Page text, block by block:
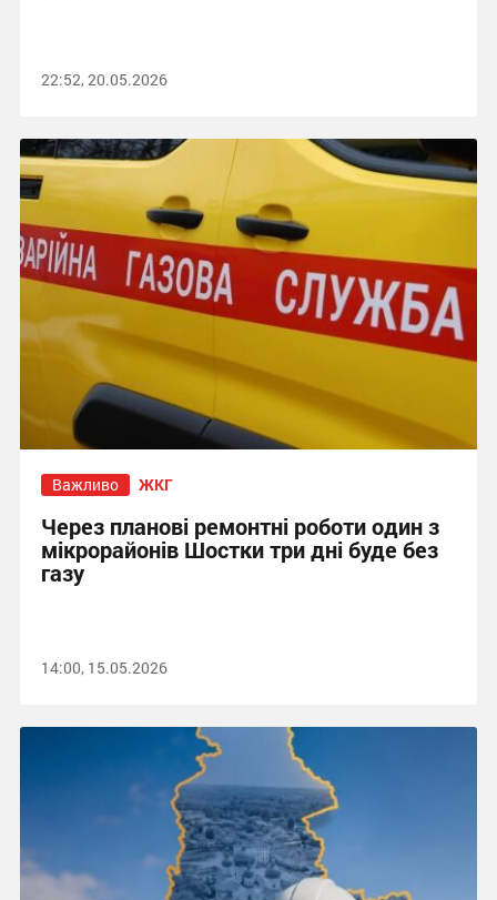
22:52, 20.05.2026
Важливо ЖКГ
Через планові ремонтні роботи один з
мікрорайонів Шостки три дні буде без
газу
14:00, 15.05.2026